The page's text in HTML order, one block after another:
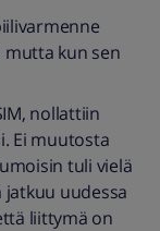
mutta kun sen
nollattiin
Ei muutosta
tuli vielä
uudessa
liittymä on